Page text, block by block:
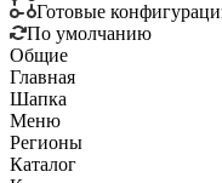
Готовые
По умолчанию
Общие
Главная
Шапка
Меню
Регионы
Каталог